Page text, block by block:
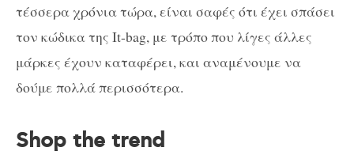
τέσσερα χρόνια τώρα, είναι σαφές ότι έχει σπάσει
τον κώδικα της It-bag, με τρόπο που λίγες άλλες
μάρκες έχουν καταφέρει, και αναμένουμε να
δούμε πολλά περισσότερα.
Shop the trend